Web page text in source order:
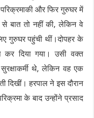
और फिर गुरुघर में
से बात तो नहीं की, लेकिन वे
गुरुघर पहुंची थीं।दोपहर के
कर दिया गया। उसी वक्त
थे, लेकिन वह एक
दिखीं। हरपाल ने इस दौरान
के बाद उन्होंने प्रसाद